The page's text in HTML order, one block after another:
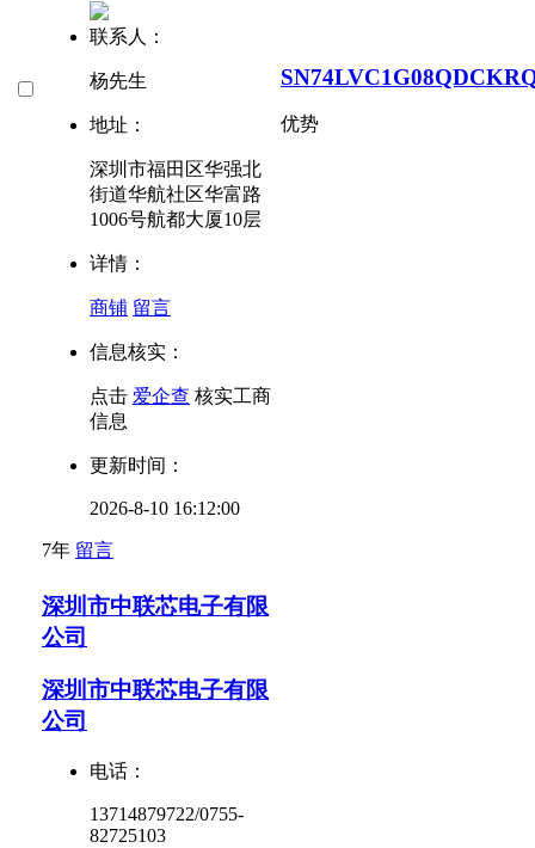
联系人：
杨先生
地址：
深圳市福田区华强北
街道华航社区华富路
1006号航都大厦10层
详情：
商铺 留言
信息核实：
点击 爱企查 核实工商
信息
更新时间：
2026-8-10 16:12:00
7年 留言
优势
深圳市中联芯电子有限
公司
深圳市中联芯电子有限
公司
电话：
13714879722/0755-
82725103